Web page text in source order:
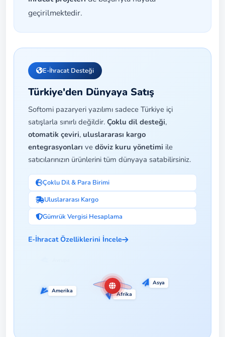
geçirilmektedir.
E-İhracat Desteği
Türkiye'den Dünyaya Satış
Softomi pazaryeri yazılımı sadece Türkiye içi
satışlarla sınırlı değildir. Çoklu dil desteği,
otomatik çeviri, uluslararası kargo
entegrasyonları ve döviz kuru yönetimi ile
satıcılarınızın ürünlerini tüm dünyaya satabilirsiniz.
Çoklu Dil & Para Birimi
Uluslararası Kargo
Gümrük Vergisi Hesaplama
E-İhracat Özelliklerini İncele
★
Amerika Ortadoğu